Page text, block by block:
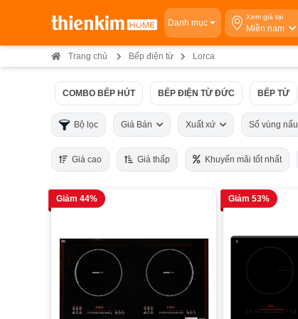
Danh mục
Xem giá tại
Miền nam
Trang chủ Bếp điện từ Lorca
COMBO BẾP HÚT BẾP ĐIỆN TỪ ĐỨC BẾP TỪ
Bộ lọc Giá Bán Xuất xứ Số vùng nấu
Giá cao Giá thấp Khuyến mãi tốt nhất
Giảm 44% Giảm 53%